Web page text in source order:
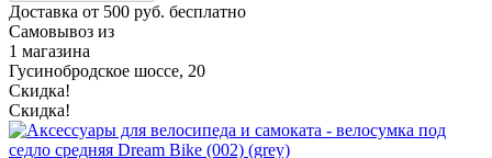
Доставка от 500 руб. бесплатно
Самовывоз из
1 магазина
Гусинобродское шоссе, 20
Скидка!
Скидка!